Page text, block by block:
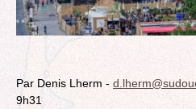
Par Denis Lherm -
9h31